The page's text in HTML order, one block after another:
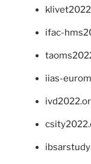
ifac-
iias-